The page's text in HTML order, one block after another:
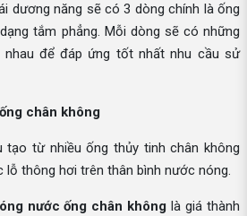
dương năng sẽ có 3 dòng chính là ống
tắm phẳng. Mỗi dòng sẽ có những
để đáp ứng tốt nhất nhu cầu sử
chân không
tạo từ nhiều ống thủy tinh chân không
thông hơi trên thân bình nước nóng.
nước ống chân không là giá thành